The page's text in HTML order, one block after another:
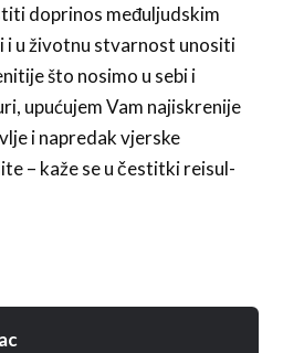
doprinos međuljudskim
i u životnu stvarnost unositi
što nosimo u sebi i
upućujem Vam najiskrenije
i napredak vjerske
– kaže se u čestitki reisul-